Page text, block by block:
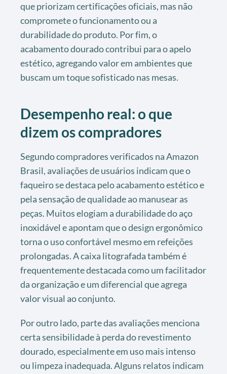
que priorizam certificações oficiais, mas não
compromete o funcionamento ou a
durabilidade do produto. Por fim, o
acabamento dourado contribui para o apelo
estético, agregando valor em ambientes que
buscam um toque sofisticado nas mesas.
Desempenho real: o que
dizem os compradores
Segundo compradores verificados na Amazon
Brasil, avaliações de usuários indicam que o
faqueiro se destaca pelo acabamento estético e
pela sensação de qualidade ao manusear as
peças. Muitos elogiam a durabilidade do aço
inoxidável e apontam que o design ergonômico
torna o uso confortável mesmo em refeições
prolongadas. A caixa litografada também é
frequentemente destacada como um facilitador
da organização e um diferencial que agrega
valor visual ao conjunto.
Por outro lado, parte das avaliações menciona
certa sensibilidade à perda do revestimento
dourado, especialmente em uso mais intenso
ou limpeza inadequada. Alguns relatos indicam